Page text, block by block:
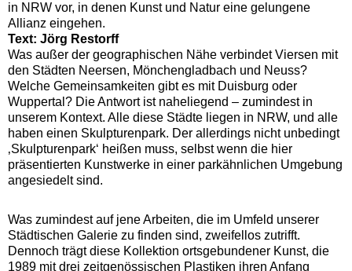
in NRW vor, in denen Kunst und Natur eine gelungene
Allianz eingehen.
Text: Jörg Restorff
Was außer der geographischen Nähe verbindet Viersen mit
den Städten Neersen, Mönchengladbach und Neuss?
Welche Gemeinsamkeiten gibt es mit Duisburg oder
Wuppertal? Die Antwort ist naheliegend – zumindest in
unserem Kontext. Alle diese Städte liegen in NRW, und alle
haben einen Skulpturenpark. Der allerdings nicht unbedingt
‚Skulpturenpark‘ heißen muss, selbst wenn die hier
präsentierten Kunstwerke in einer parkähnlichen Umgebung
angesiedelt sind.
Was zumindest auf jene Arbeiten, die im Umfeld unserer
Städtischen Galerie zu finden sind, zweifellos zutrifft.
Dennoch trägt diese Kollektion ortsgebundener Kunst, die
1989 mit drei zeitgenössischen Plastiken ihren Anfang